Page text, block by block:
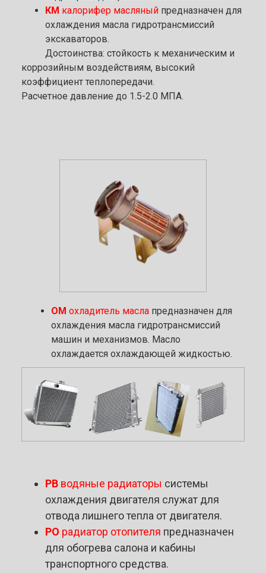
КМ калорифер масляныйпредназначен для
охлаждения масла гидротрансмиссий
экскаваторов.
Достоинства: стойкость к механическим и
коррозийным воздействиям, высокий
коэффициент теплопередачи.
Расчетное давление до 1.5-2.0 МПА.
ОМ охладитель маслапредназначен для
охлаждения масла гидротрансмиссий
машин и механизмов. Масло
охлаждается охлаждающей жидкостью.
РВ водяные радиаторы системы
охлаждения двигателя служат для
отвода лишнего тепла от двигателя.
РО радиатор отопителя предназначен
для обогрева салона и кабины
транспортного средства.